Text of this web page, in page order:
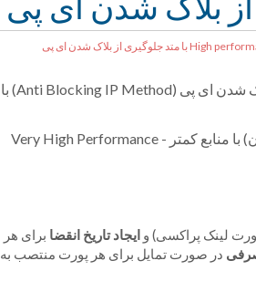
به همراه متد جلوگیری از بلاک شدن ای پی (Anti Blocking IP Method) با
قابلیت هندل کردن تعداد بسیار بیشتری کلاینت (کانکشن همزمان) با منابع کمتر Very High Performance -
لینک پراکسی) و ایجاد تاریخ انقضا برای هر
در صورت تمایل برای هر پورت منتصب به